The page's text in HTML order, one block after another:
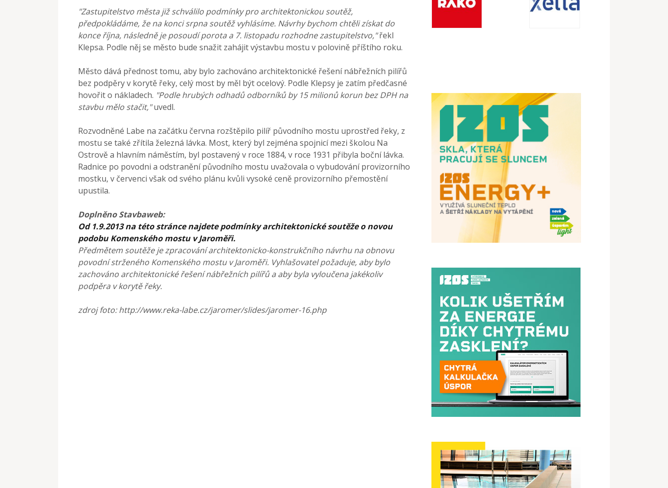
"Zastupitelstvo města již schválilo podmínky pro architektonickou soutěž,
předpokládáme, že na konci srpna soutěž vyhlásíme. Návrhy bychom chtěli získat do
konce října, následně je posoudí porota a 7. listopadu rozhodne zastupitelstvo,"řekl
Klepsa. Podle něj se město bude snažit zahájit výstavbu mostu v polovině příštího roku.
Město dává přednost tomu, aby bylo zachováno architektonické řešení nábřežních pilířů
bez podpěry v korytě řeky, celý most by měl být ocelový. Podle Klepsy je zatím předčasné
hovořit o nákladech. "Podle hrubých odhadů odborníků by 15 milionů korun bez DPH na
stavbu mělo stačit,"uvedl.
Rozvodněné Labe na začátku června rozštěpilo pilíř původního mostu uprostřed řeky, z
mostu se také zřítila železná lávka. Most, který byl zejména spojnicí mezi školou Na
Ostrově a hlavním náměstím, byl postavený v roce 1884, v roce 1931 přibyla boční lávka.
Radnice po povodni a odstranění původního mostu uvažovala o vybudování provizorního
mostku, v červenci však od svého plánu kvůli vysoké ceně provizorního přemostění
upustila.
Doplněno Stavbaweb:
Od 1.9.2013 na této stránce najdete podmínky architektonické soutěže o novou
podobu Komenského mostu v Jaroměři.
Předmětem soutěže je zpracování architektonicko-konstrukčního návrhu na obnovu
povodní strženého Komenského mostu v Jaroměři. Vyhlašovatel požaduje, aby bylo
zachováno architektonické řešení nábřežních pilířů a aby byla vyloučena jakékoliv
podpěra v korytě řeky.
zdroj foto: http://www.reka-labe.cz/jaromer/slides/jaromer-16.php